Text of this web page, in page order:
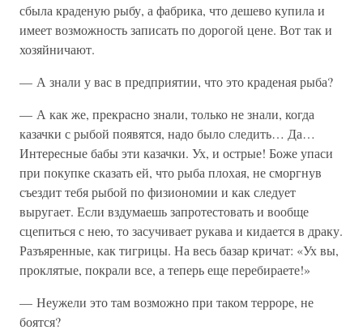
сбыла краденую рыбу, а фабрика, что дешево купила и
имеет возможность записать по дорогой цене. Вот так и
хозяйничают.
— А знали у вас в предприятии, что это краденая рыба?
— А как же, прекрасно знали, только не знали, когда
казачки с рыбой появятся, надо было следить… Да…
Интересные бабы эти казачки. Ух, и острые! Боже упаси
при покупке сказать ей, что рыба плохая, не сморгнув
съездит тебя рыбой по физиономии и как следует
выругает. Если вздумаешь запротестовать и вообще
сцепиться с нею, то засучивает рукава и кидается в драку.
Разъяренные, как тигрицы. На весь базар кричат: «Ух вы,
проклятые, покрали все, а теперь еще перебираете!»
— Неужели это там возможно при таком терроре, не
боятся?